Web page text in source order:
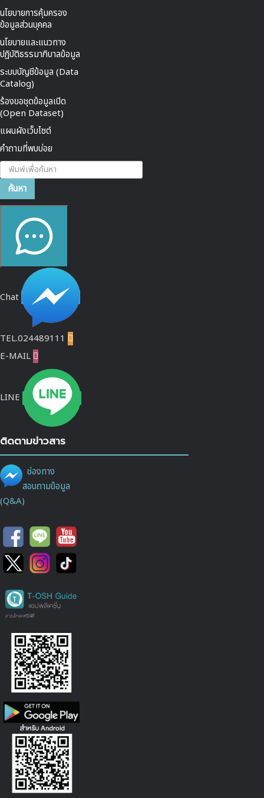
นโยบายการคุ้มครอง
ข้อมูลส่วนบุคคล
นโยบายและแนวทาง
ปฏิบัติธรรมาภิบาลข้อมูล
ระบบบัญชีข้อมูล (Data
Catalog)
ร้องขอชุดข้อมูลเปิด
(Open Dataset)
แผนผังเว็บไซต์
คำถามที่พบบ่อย
ค้นหา...
ค้นหา
Chat
TEL.024489111 
E-MAIL 
LINE
ติดตามข่าวสาร
ช่องทาง
สอบถามข้อมูล
(Q&A)